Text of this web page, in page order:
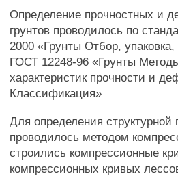
Определение прочностных и
грунтов проводилось по
2000 «Грунты Отбор,
ГОСТ 12248-96 «Грунты
характеристик прочности и
Классификация»
Для определения структурной
проводилось методом
строились компрессионные
компрессионных кривых